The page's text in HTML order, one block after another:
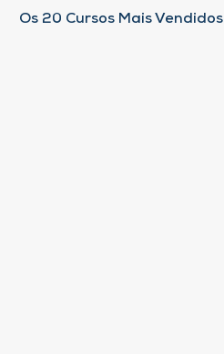
Os 20 Cursos Mais Vendidos